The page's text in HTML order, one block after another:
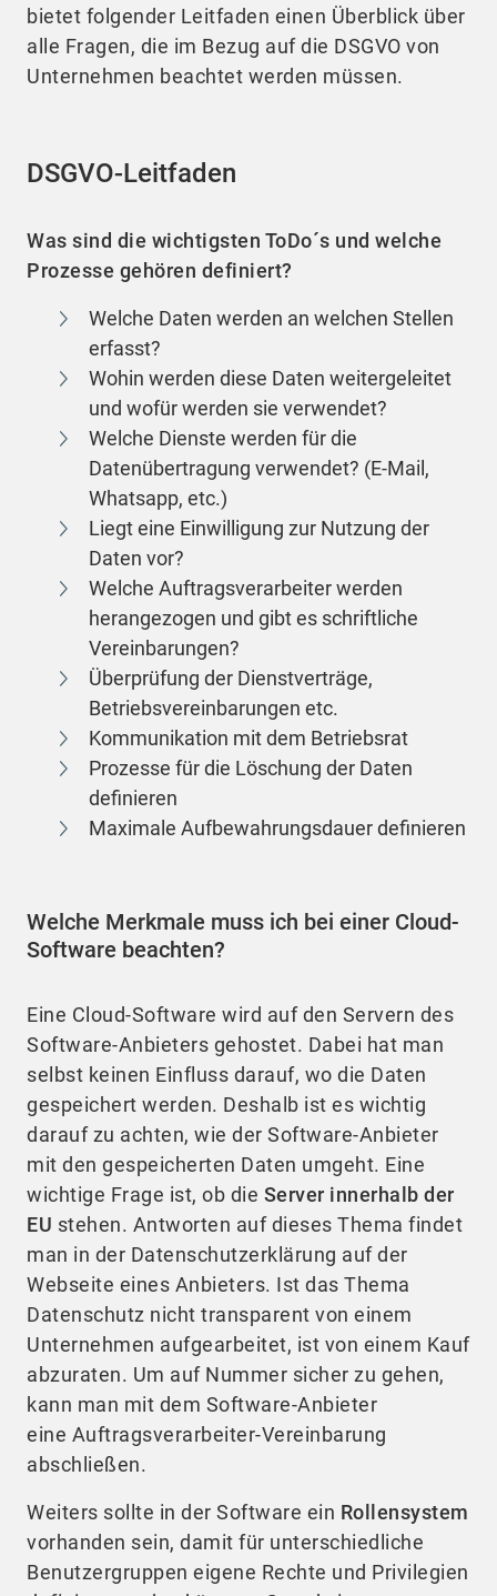
bietet folgender Leitfaden einen Überblick über
alle Fragen, die im Bezug auf die DSGVO von
Unternehmen beachtet werden müssen.
DSGVO-Leitfaden
Was sind die wichtigsten ToDo´s und welche
Prozesse gehören definiert?
Welche Daten werden an welchen Stellen
erfasst?
Wohin werden diese Daten weitergeleitet
und wofür werden sie verwendet?
Welche Dienste werden für die
Datenübertragung verwendet? (E-Mail,
Whatsapp, etc.)
Liegt eine Einwilligung zur Nutzung der
Daten vor?
Welche Auftragsverarbeiter werden
herangezogen und gibt es schriftliche
Vereinbarungen?
Überprüfung der Dienstverträge,
Betriebsvereinbarungen etc.
Kommunikation mit dem Betriebsrat
Prozesse für die Löschung der Daten
definieren
Maximale Aufbewahrungsdauer definieren
Welche Merkmale muss ich bei einer Cloud-
Software beachten?
Eine Cloud-Software wird auf den Servern des
Software-Anbieters gehostet. Dabei hat man
selbst keinen Einfluss darauf, wo die Daten
gespeichert werden. Deshalb ist es wichtig
darauf zu achten, wie der Software-Anbieter
mit den gespeicherten Daten umgeht. Eine
wichtige Frage ist, ob die Server innerhalb der
EU stehen. Antworten auf dieses Thema findet
man in der Datenschutzerklärung auf der
Webseite eines Anbieters. Ist das Thema
Datenschutz nicht transparent von einem
Unternehmen aufgearbeitet, ist von einem Kauf
abzuraten. Um auf Nummer sicher zu gehen,
kann man mit dem Software-Anbieter
eine Auftragsverarbeiter-Vereinbarung
abschließen.
Weiters sollte in der Software ein Rollensystem
vorhanden sein, damit für unterschiedliche
Benutzergruppen eigene Rechte und Privilegien